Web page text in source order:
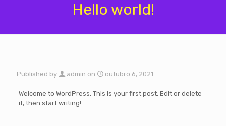
Hello world!
Published by admin on outubro 6, 2021
Welcome to WordPress. This is your first post. Edit or delete
it, then start writing!